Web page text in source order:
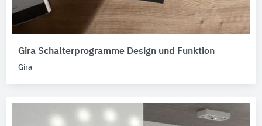
Gira Schalterprogramme Design und Funktion
Gira